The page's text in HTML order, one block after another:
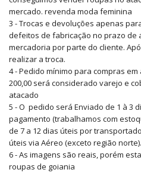
mercado. revenda moda feminina
3 - Trocas e devoluções apenas
defeitos de fabricação no prazo de
mercadoria por parte do cliente.
realizar a troca.
4 - Pedido mínimo para compras
200,00 será considerado varejo e
atacado
5 - O pedido será Enviado de 1 à 3
pagamento (trabalhamos com
de 7 a 12 dias úteis por
úteis via Aéreo (exceto região
6 - As imagens são reais, porém
roupas de goiania